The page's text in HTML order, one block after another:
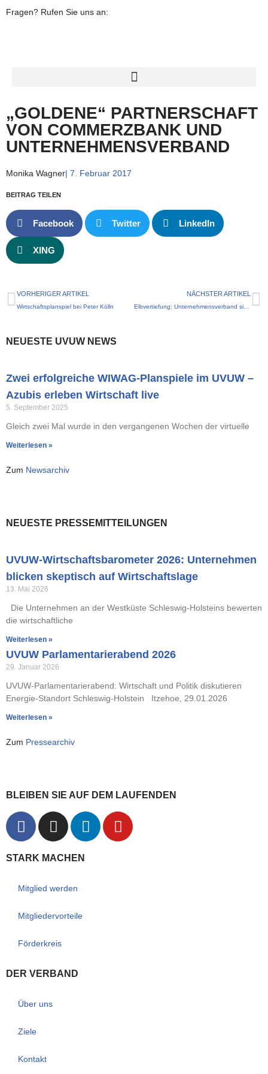
Fragen? Rufen Sie uns an:
„GOLDENE“ PARTNERSCHAFT
VON COMMERZBANK UND
UNTERNEHMENSVERBAND
Monika Wagner| 7. Februar 2017
BEITRAG TEILEN
Facebook Twitter LinkedIn
XING
VORHERIGER ARTIKEL
Wirtschaftsplanspiel bei Peter Kölln
NÄCHSTER ARTIKEL
Elbvertiefung: Unternehmensverband sieht Urteil aus Leipzig kritisch
NEUESTE UVUW NEWS
Zwei erfolgreiche WIWAG-Planspiele im UVUW –
Azubis erleben Wirtschaft live
5. September 2025
Gleich zwei Mal wurde in den vergangenen Wochen der virtuelle
Weiterlesen »
Zum Newsarchiv
NEUESTE PRESSEMITTEILUNGEN
UVUW-Wirtschaftsbarometer 2026: Unternehmen
blicken skeptisch auf Wirtschaftslage
13. Mai 2026
Die Unternehmen an der Westküste Schleswig-Holsteins bewerten
die wirtschaftliche
Weiterlesen »
UVUW Parlamentarierabend 2026
29. Januar 2026
UVUW-Parlamentarierabend: Wirtschaft und Politik diskutieren
Energie-Standort Schleswig-Holstein Itzehoe, 29.01.2026
Weiterlesen »
Zum Pressearchiv
BLEIBEN SIE AUF DEM LAUFENDEN
STARK MACHEN
Mitglied werden
Mitgliedervorteile
Förderkreis
DER VERBAND
Über uns
Ziele
Kontakt